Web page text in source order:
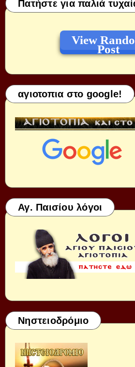
Πατήστε για παλιά
View
Post
αγιοτοπια στο google!
Αγ. Παισίου λόγοι
Νηστειοδρόμιο